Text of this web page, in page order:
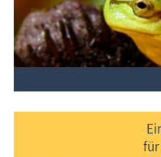
Veranstaltungen im
für